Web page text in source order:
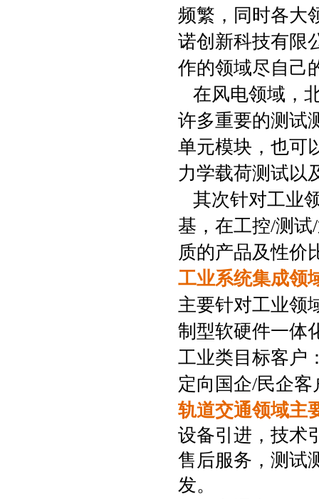
频繁，同时各大
诺创新科技有限
作的领域尽自己
在风电领域，
许多重要的测试
单元模块，也可
力学载荷测试以
其次针对工业
基，在工控/测
质的产品及性价
工业系统集成领
主要针对工业领
制型软硬件一体
工业类目标客户
定向国企/民企
轨道交通领域主
设备引进，技术
售后服务，测试
发。